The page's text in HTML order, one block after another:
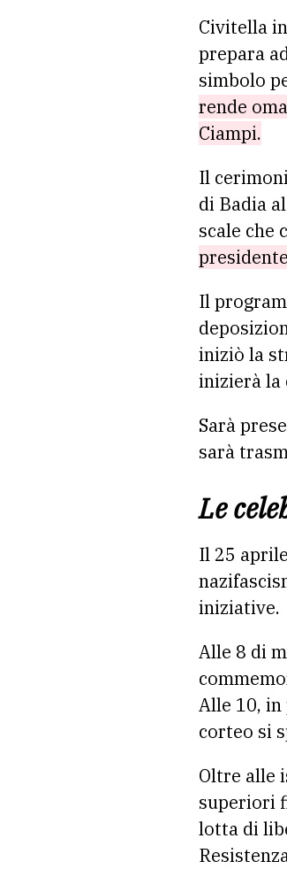
Civitella
prepara
simbolo
rende
Ciampi.
Il
di Badia
scale che
Il
iniziò la
inizierà la
Sarà
sarà
Le
Il 25
iniziative.
Alle 8 di
Alle 10, in
corteo si
Oltre alle
superiori
lotta di